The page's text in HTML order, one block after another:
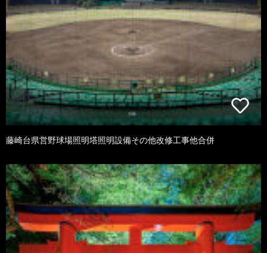
藤崎台県営野球場照明塔照明設備その他改修工事他合併